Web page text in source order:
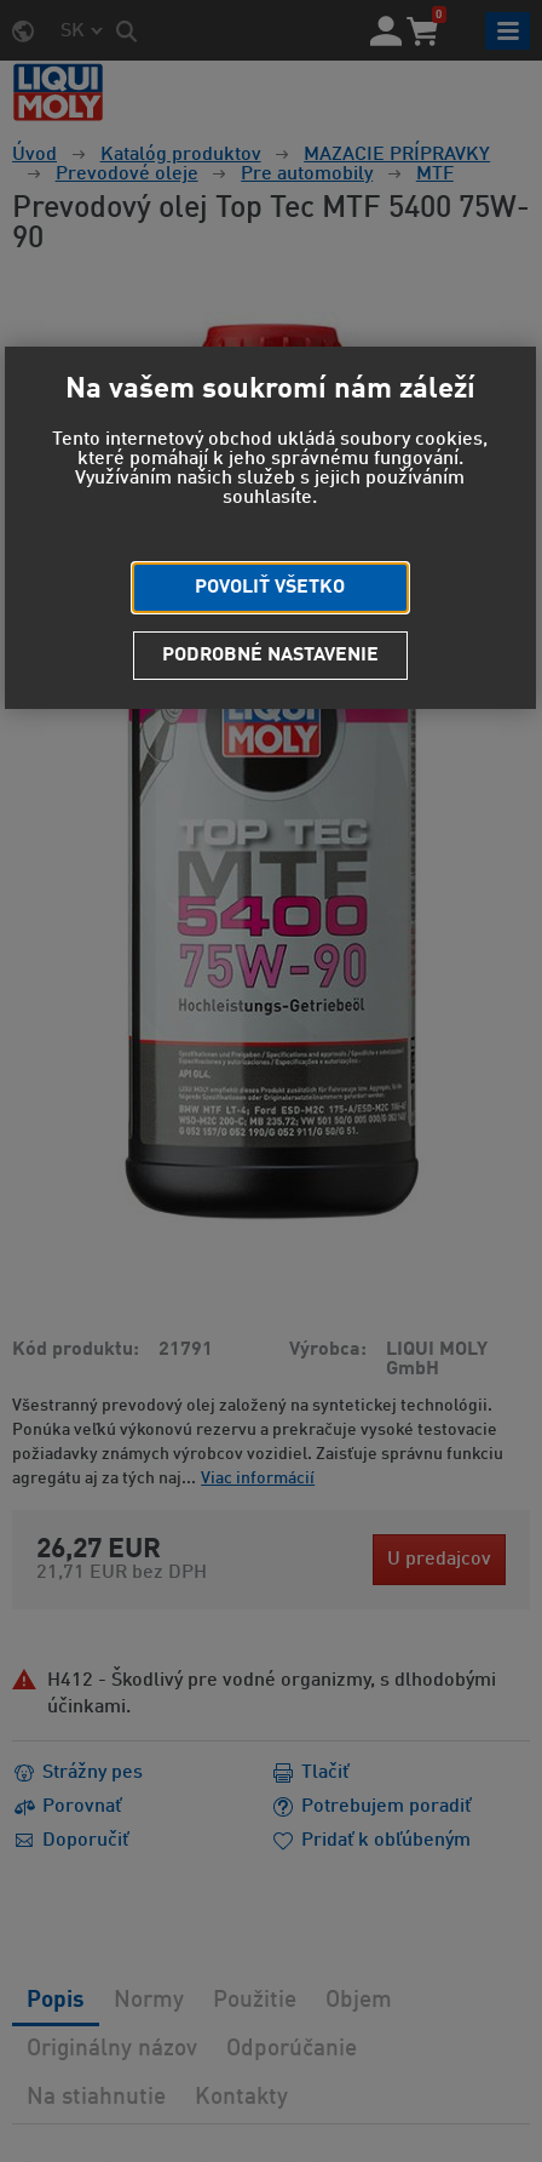
SK
0
Úvod Katalóg produktov
MAZACIE PRÍPRAVKY
Prevodové oleje
Pre automobily MTF
Prevodový olej Top Tec MTF 5400 75W-
90
Kód produktu 21791 Výrobca
LIQUI MOLY
GmbH
Všestranný prevodový olej založený na syntetickej technológii.
Ponúka veľkú výkonovú rezervu a prekračuje vysoké testovacie
požiadavky známych výrobcov vozidiel. Zaisťuje správnu funkciu
agregátu aj za tých naj... Viac informácií
26,27 EUR
21,71 EUR bez DPH
U predajcov
H412 - Škodlivý pre vodné organizmy, s dlhodobými
účinkami.
Strážny pes
Porovnať
Potrebujem poradiť
Doporučiť
Tlačiť
Pridať k obľúbeným
Popis Normy Použitie Objem
Originálny názov Odporúčanie
Na stiahnutie Kontakty
Na vašem soukromí nám záleží
Tento internetový obchod ukládá soubory cookies,
které pomáhají k jeho správnému fungování.
Využíváním našich služeb s jejich používáním
souhlasíte.
POVOLIŤ VŠETKO
PODROBNÉ NASTAVENIE